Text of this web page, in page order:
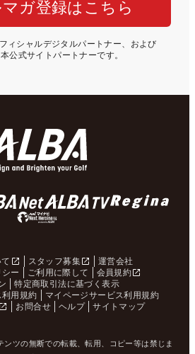
ガ登録はこちら
ィシャルデジタルパートナー、および
公式サイトパートナーです。
スタッフ募集
運営会社
ー
ご利用に際して
会員規約
特定商取引法に基づく表示
用規約
マイページサービス利用規約
お問合せ ヘルプ サイトマップ
ンツの無断での転載、転用、コピー等は禁じま